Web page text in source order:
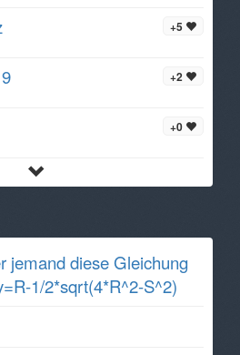
+5
+2
+0
jemand diese Gleichung
1/2*sqrt(4*R^2-S^2)